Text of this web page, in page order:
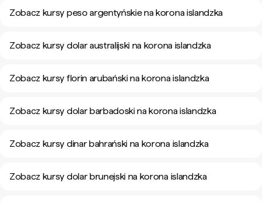
Zobacz kursy peso argentyńskie na korona islandzka
Zobacz kursy dolar australijski na korona islandzka
Zobacz kursy florin arubański na korona islandzka
Zobacz kursy dolar barbadoski na korona islandzka
Zobacz kursy dinar bahrański na korona islandzka
Zobacz kursy dolar brunejski na korona islandzka